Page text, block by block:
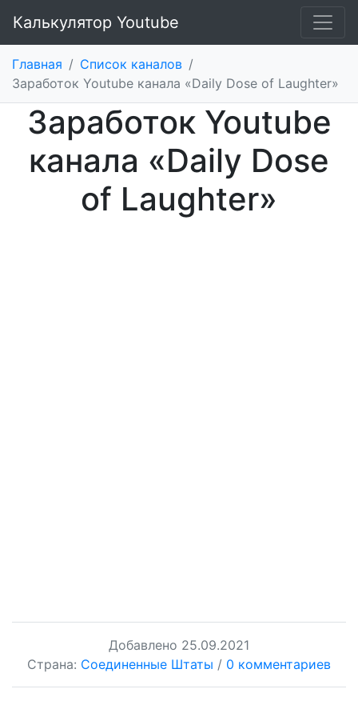
Калькулятор Youtube
Главная / Список каналов /
Заработок Youtube канала «Daily Dose of Laughter»
Заработок Youtube
канала «Daily Dose
of Laughter»
Добавлено 25.09.2021
Страна: Соединенные Штаты / 0 комментариев